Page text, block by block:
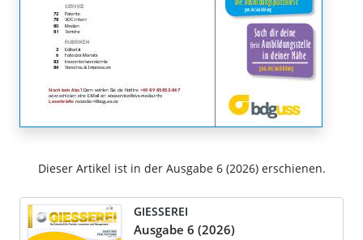
Dieser Artikel ist in der Ausgabe 6 (2026) erschienen.
GIESSEREI
Ausgabe 6 (2026)